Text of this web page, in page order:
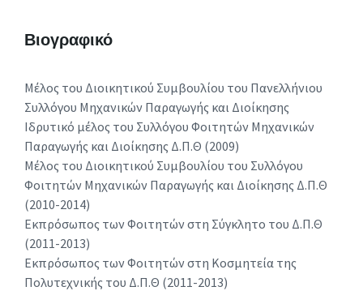
Βιογραφικό
Μέλος του Διοικητικού Συμβουλίου του Πανελλήνιου
Συλλόγου Μηχανικών Παραγωγής και Διοίκησης
Ιδρυτικό μέλος του Συλλόγου Φοιτητών Μηχανικών
Παραγωγής και Διοίκησης Δ.Π.Θ (2009)
Μέλος του Διοικητικού Συμβουλίου του Συλλόγου
Φοιτητών Μηχανικών Παραγωγής και Διοίκησης Δ.Π.Θ
(2010-2014)
Εκπρόσωπος των Φοιτητών στη Σύγκλητο του Δ.Π.Θ
(2011-2013)
Εκπρόσωπος των Φοιτητών στη Κοσμητεία της
Πολυτεχνικής του Δ.Π.Θ (2011-2013)